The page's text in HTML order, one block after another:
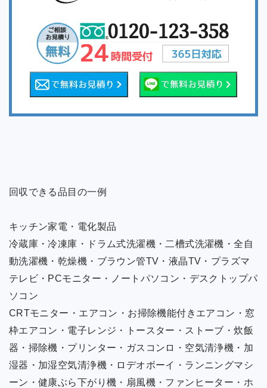
回収できる品目の一例
キッチン家電・電化製品
冷蔵庫・冷凍庫・ドラム式洗濯機・二槽式洗濯機・全自
動洗濯機・乾燥機・ブラウン管TV・液晶TV・プラズマ
テレビ・PCモニター・ノートパソコン・デスクトップパ
ソコン
CRTモニター・エアコン・お掃除機能付きエアコン・窓
枠エアコン・電子レンジ・トースター・ストーブ・炊飯
器・掃除機・プリンター・ガスコンロ・空気清浄機・加
湿器・加湿空気清浄機・ロデオボーイ・ランニングマシ
ーン・健康ぶら下がり機・扇風機・ファンヒーター・ホ